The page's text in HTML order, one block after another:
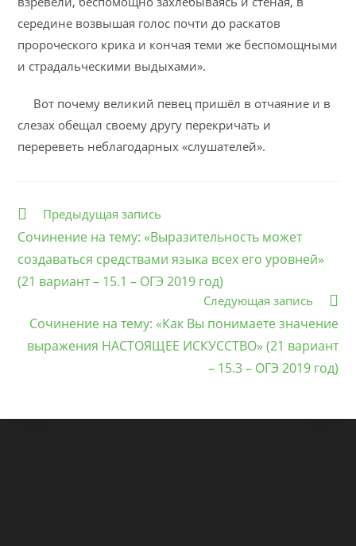
середине возвышая голос почти до раскатов
пророческого крика и кончая теми же беспомощными
и страдальческими выдыхами».
Вот почему великий певец пришёл в отчаяние и в
слезах обещал своему другу перекричать и
перереветь неблагодарных «слушателей».
Еще
Предыдущая запись
Сочинение на тему: «Выразительность может
создаваться средствами языка всех его уровней»
(21 вариант – 15.1 – ОГЭ 2019 год)
Следующая запись
Сочинение на тему: «Как Вы понимаете значение
выражения НАСТОЯЩЕЕ ИСКУССТВО» (21 вариант
– 15.3 – ОГЭ 2019 год)